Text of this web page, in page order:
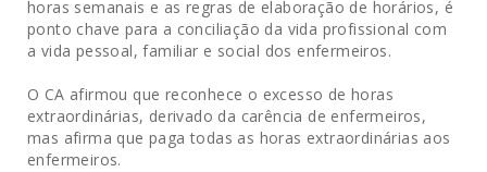
horas semanais e as regras de elaboração de horários, é
ponto chave para a conciliação da vida profissional com
a vida pessoal, familiar e social dos enfermeiros.
O CA afirmou que reconhece o excesso de horas
extraordinárias, derivado da carência de enfermeiros,
mas afirma que paga todas as horas extraordinárias aos
enfermeiros.